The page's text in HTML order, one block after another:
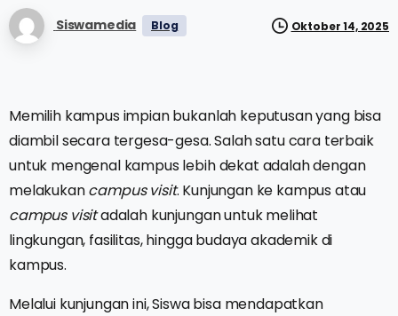
Siswamedia Blog Oktober 14, 2025
Memilih kampus impian bukanlah keputusan yang bisa
diambil secara tergesa-gesa. Salah satu cara terbaik
untuk mengenal kampus lebih dekat adalah dengan
melakukancampus visit. Kunjungan ke kampus atau
campus visitadalah kunjungan untuk melihat
lingkungan, fasilitas, hingga budaya akademik di
kampus.
Melalui kunjungan ini, Siswa bisa mendapatkan